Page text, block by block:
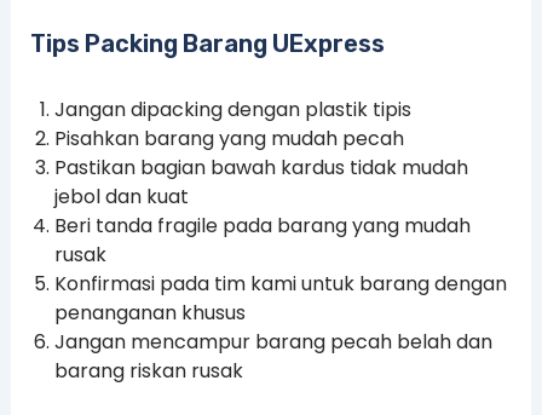
Tips Packing Barang UExpress
Jangan dipacking dengan plastik tipis
Pisahkan barang yang mudah pecah
Pastikan bagian bawah kardus tidak mudah
jebol dan kuat
Beri tanda fragile pada barang yang mudah
rusak
Konfirmasi pada tim kami untuk barang dengan
penanganan khusus
Jangan mencampur barang pecah belah dan
barang riskan rusak